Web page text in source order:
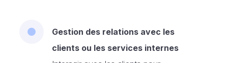
Gestion des relations avec les
clients ou les services internes